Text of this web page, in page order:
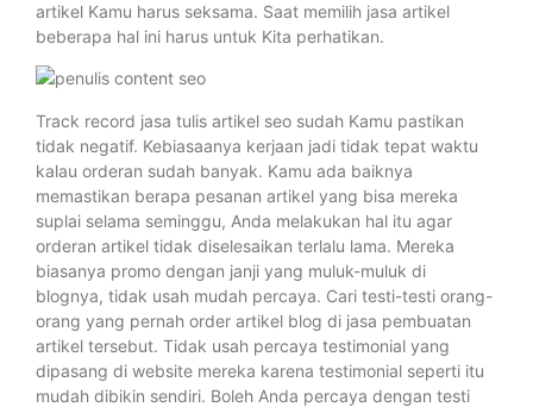
artikel Kamu harus seksama. Saat memilih jasa artikel
beberapa hal ini harus untuk Kita perhatikan.
Track record jasa tulis artikel seo sudah Kamu pastikan
tidak negatif. Kebiasaanya kerjaan jadi tidak tepat waktu
kalau orderan sudah banyak. Kamu ada baiknya
memastikan berapa pesanan artikel yang bisa mereka
suplai selama seminggu, Anda melakukan hal itu agar
orderan artikel tidak diselesaikan terlalu lama. Mereka
biasanya promo dengan janji yang muluk-muluk di
blognya, tidak usah mudah percaya. Cari testi-testi orang-
orang yang pernah order artikel blog di jasa pembuatan
artikel tersebut. Tidak usah percaya testimonial yang
dipasang di website mereka karena testimonial seperti itu
mudah dibikin sendiri. Boleh Anda percaya dengan testi